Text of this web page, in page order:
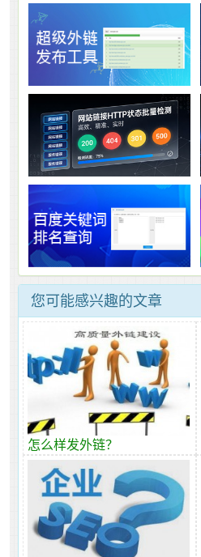
您可能感兴趣的文章
怎么样发外链？